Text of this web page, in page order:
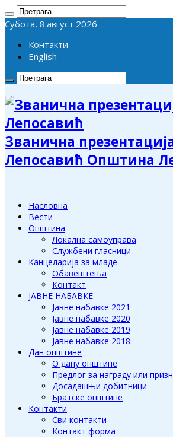
Субота, 8.август 2026
Контакти
English
Званична
Лепосавић Општина
Насловна
Вести
Општина
Локална самоуправа
Службени гласници
Канцеларија за младе
Обавештења
Контакт
ЈАВНЕ НАБАВКЕ
Јавне набавке 2021
Јавне набавке 2020
Јавне набавке 2019
Јавне набавке 2018
Дан општине
О дану општине
Предлог за награду или
Досадашњи добитници
Братске општине
Контакти
Сви контакти
Контакт форма